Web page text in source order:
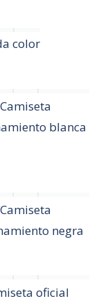
color
Camiseta
blanca
Camiseta
negra
oficial